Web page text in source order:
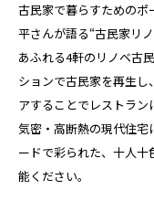
古民家で暮らすための
平さんが語る“古民家リ
あふれる4軒のリノベ古
ションで古民家を再生
アすることでレストラ
気密・高断熱の現代住宅
ードで彩られた、十人
能ください。